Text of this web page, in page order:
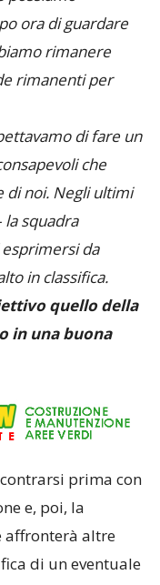
ora
di guardare
rimanere
rimanenti per
di fare un
che
di noi. Negli ultimi
la squadra
da
in classifica.
quello della
in una buona
prima con
e, poi, la
affronterà altre